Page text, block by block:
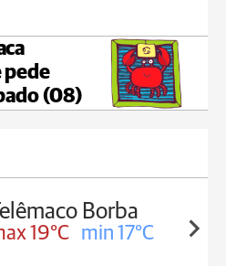
pede
(08)
Reserva
max 16°C min 16°C